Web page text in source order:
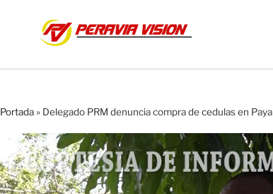
Portada» Delegado PRM denuncia compra de cedulas en Paya